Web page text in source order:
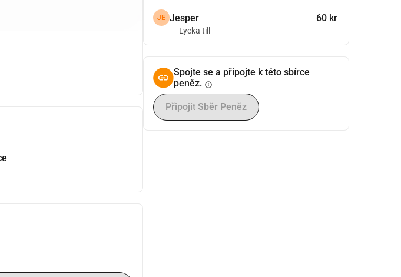
JE Jesper 60 kr
Lycka till
Spojte se a připojte k této sbírce
peněz. info
Připojit Sběr Peněz